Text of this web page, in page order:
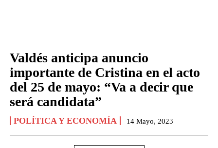
Valdés anticipa anuncio
importante de Cristina en el acto
del 25 de mayo: “Va a decir que
será candidata”
POLÍTICA Y ECONOMÍA 14 Mayo, 2023